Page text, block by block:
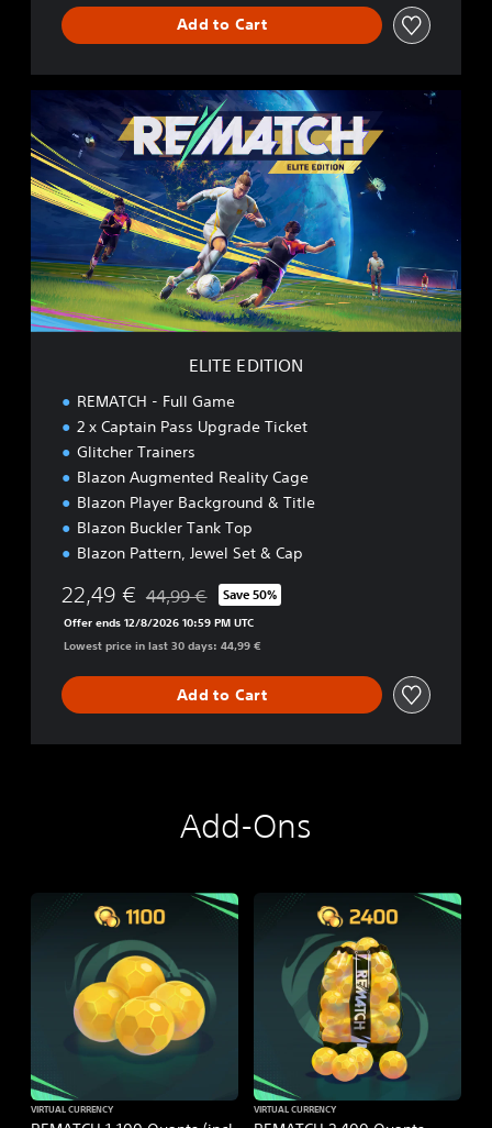
Add to Cart
I
T
E
T
I
O
N
ELITE EDITION
REMATCH - Full Game
2 x Captain Pass Upgrade Ticket
Glitcher Trainers
Blazon Augmented Reality Cage
Blazon Player Background & Title
Blazon Buckler Tank Top
Blazon Pattern, Jewel Set & Cap
22,49 € Discounted from original price of 44,99 €
44,99 € Save 50%
Offer ends 12/8/2026 10:59 PM UTC
Lowest price in last 30 days: 44,99 €
Add to Cart
Add-Ons
VIRTUAL CURRENCY VIRTUAL CURRENCY